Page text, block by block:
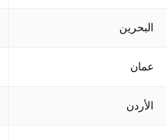
البحرين
عمان
الأردن